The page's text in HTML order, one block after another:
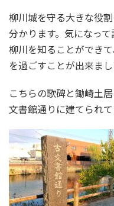
柳川城を守る大きな役
分かります。気になっ
柳川を知ることができ
を過ごすことが出来まし
こちらの歌碑と鋤崎土
文書館通りに建てられて